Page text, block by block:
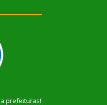
prefeituras!